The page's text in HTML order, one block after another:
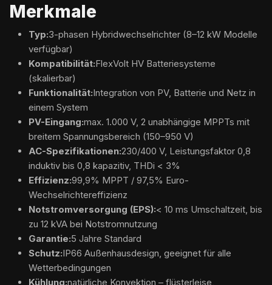
Merkmale
Typ:3-phasen Hybridwechselrichter (8–12 kW Modelle
verfügbar)
Kompatibilität:FlexVolt HV Batteriesysteme
(skalierbar)
Funktionalität:Integration von PV, Batterie und Netz in
einem System
PV-Eingang:max. 1.000 V, 2 unabhängige MPPTs mit
breitem Spannungsbereich (150–950 V)
AC-Spezifikationen:230/400 V, Leistungsfaktor 0,8
induktiv bis 0,8 kapazitiv, THDi < 3%
Effizienz:99,9% MPPT / 97,5% Euro-
Wechselrichtereffizienz
Notstromversorgung (EPS):< 10 ms Umschaltzeit, bis
zu 12 kVA bei Notstromnutzung
Garantie:5 Jahre Standard
Schutz:IP66 Außenhausdesign, geeignet für alle
Wetterbedingungen
Kühlung:natürliche Konvektion – flüsterleise,